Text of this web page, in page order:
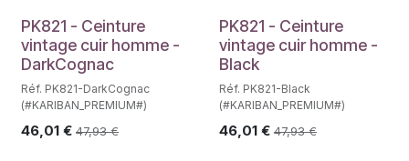
PK821 - Ceinture
vintage cuir homme -
DarkCognac
Réf. PK821-DarkCognac
(#KARIBAN_PREMIUM#)
46,01 € 47,93€
PK821 - Ceinture
vintage cuir homme -
Black
Réf. PK821-Black
(#KARIBAN_PREMIUM#)
46,01€ 47,93€